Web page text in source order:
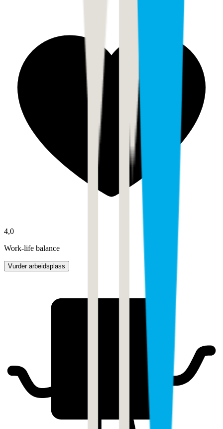
4,0
Work-life balance
Vurder arbeidsplass